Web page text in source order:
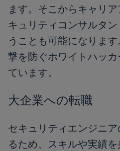
ます。そこからキャリ
キュリティコンサルタ
うことも可能になりま
撃を防ぐホワイトハッ
ています。
大企業への転職
セキュリティエンジニ
るため、スキルや実績を